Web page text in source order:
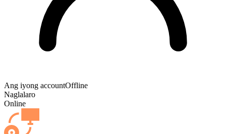
Ang iyong accountOffline
Naglalaro
Online